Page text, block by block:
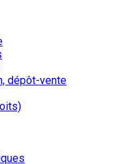
dépôt-vente